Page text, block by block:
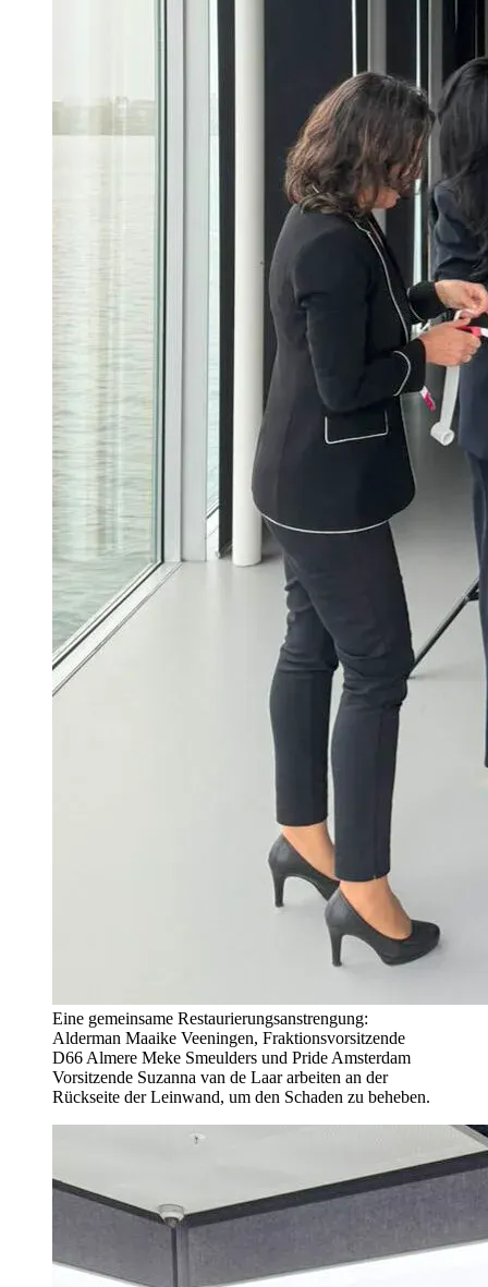
Eine gemeinsame Restaurierungsanstrengung:
Alderman Maaike Veeningen, Fraktionsvorsitzende
D66 Almere Meke Smeulders und Pride Amsterdam
Vorsitzende Suzanna van de Laar arbeiten an der
Rückseite der Leinwand, um den Schaden zu beheben.